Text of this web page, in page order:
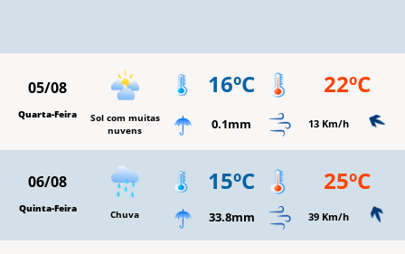
05/08
Quarta-Feira
Sol com muitas
nuvens
16ºC 22ºC
0.1mm 13 Km/h
06/08
Quinta-Feira Chuva
15ºC 25ºC
33.8mm 39 Km/h